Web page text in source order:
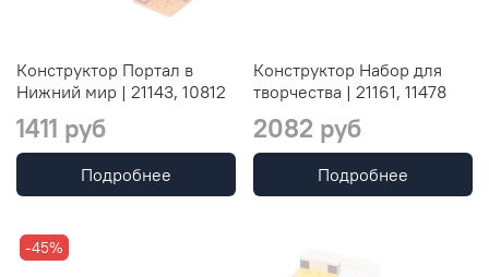
Конструктор Портал в
Нижний мир | 21143, 10812
1411 руб
Подробнее
Конструктор Набор для
творчества | 21161, 11478
2082 руб
Подробнее
-45%